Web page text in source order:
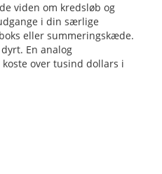
viden om kredsløb og
i din særlige
eller summeringskæde.
En analog
over tusind dollars i